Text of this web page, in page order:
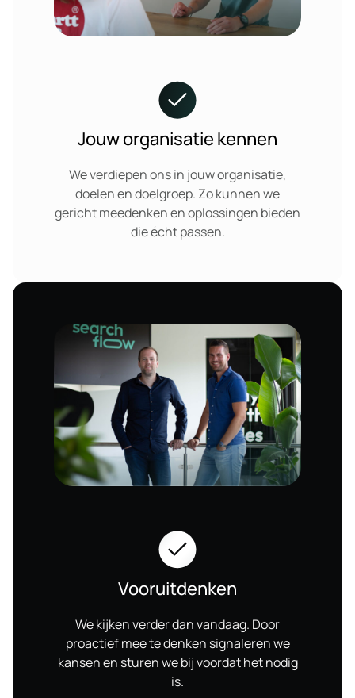
Jouw organisatie kennen
We verdiepen ons in jouw organisatie,
doelen en doelgroep. Zo kunnen we
gericht meedenken en oplossingen bieden
die écht passen.
Vooruitdenken
We kijken verder dan vandaag. Door
proactief mee te denken signaleren we
kansen en sturen we bij voordat het nodig
is.